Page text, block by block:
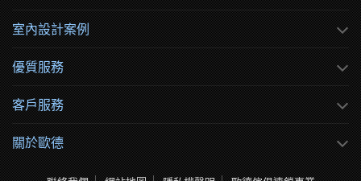
室內設計案例
優質服務
客戶服務
關於歐德